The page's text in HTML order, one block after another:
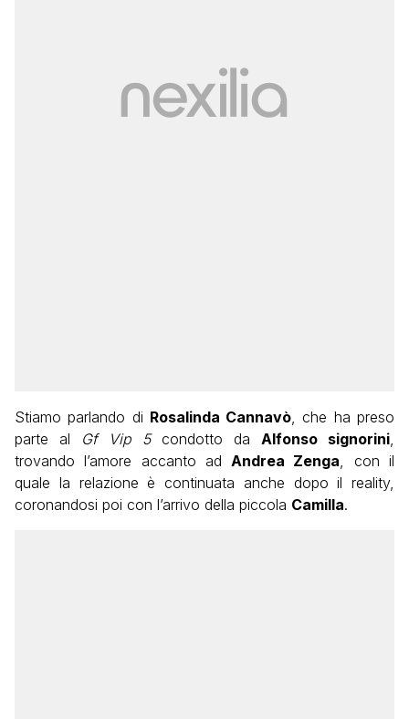
Stiamo parlando di Rosalinda Cannavò, che ha preso
parte al Gf Vip 5condotto da Alfonso signorini,
trovando l’amore accanto adAndrea Zenga, con il
quale la relazione è continuata anche dopo il reality,
coronandosi poi con l’arrivo della piccola Camilla.